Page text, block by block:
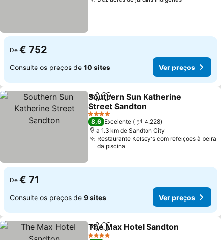
De € 752
Consulte os preços de 10 sites Ver preços
PartilharAdicionar aos favoritos
Southern Sun Katherine
Street Sandton
4 Estrelas
8,6 Excelente
4.228
a 1.3 km de Sandton City
Restaurante Kelsey's com refeições à beira
da piscina
De € 71
Consulte os preços de 9 sites Ver preços
PartilharAdicionar aos favoritos
The Max Hotel Sandton
4 Estrelas